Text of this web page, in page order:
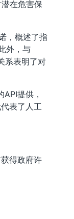
在危害保
，概述了指
外，与
系表明了对
提供，
表了人工
得政府许